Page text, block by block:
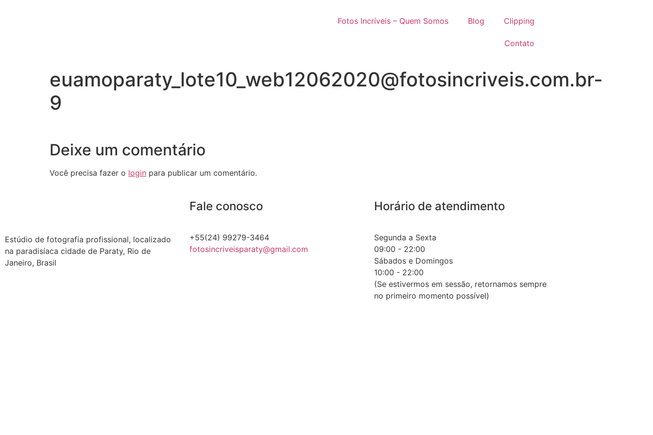
Fotos Incríveis – Quem Somos Blog Clipping
Contato
euamoparaty_lote10_web12062020@fotosincriveis.com.br-
9
Deixe um comentário
Você precisa fazer o login para publicar um comentário.
Estúdio de fotografia profissional, localizado
na paradisíaca cidade de Paraty, Rio de
Janeiro, Brasil
Fale conosco
+55(24) 99279-3464
fotosincriveisparaty@gmail.com
Horário de atendimento
Segunda a Sexta
09:00 - 22:00
Sábados e Domingos
10:00 - 22:00
(Se estivermos em sessão, retornamos sempre
no primeiro momento possível)